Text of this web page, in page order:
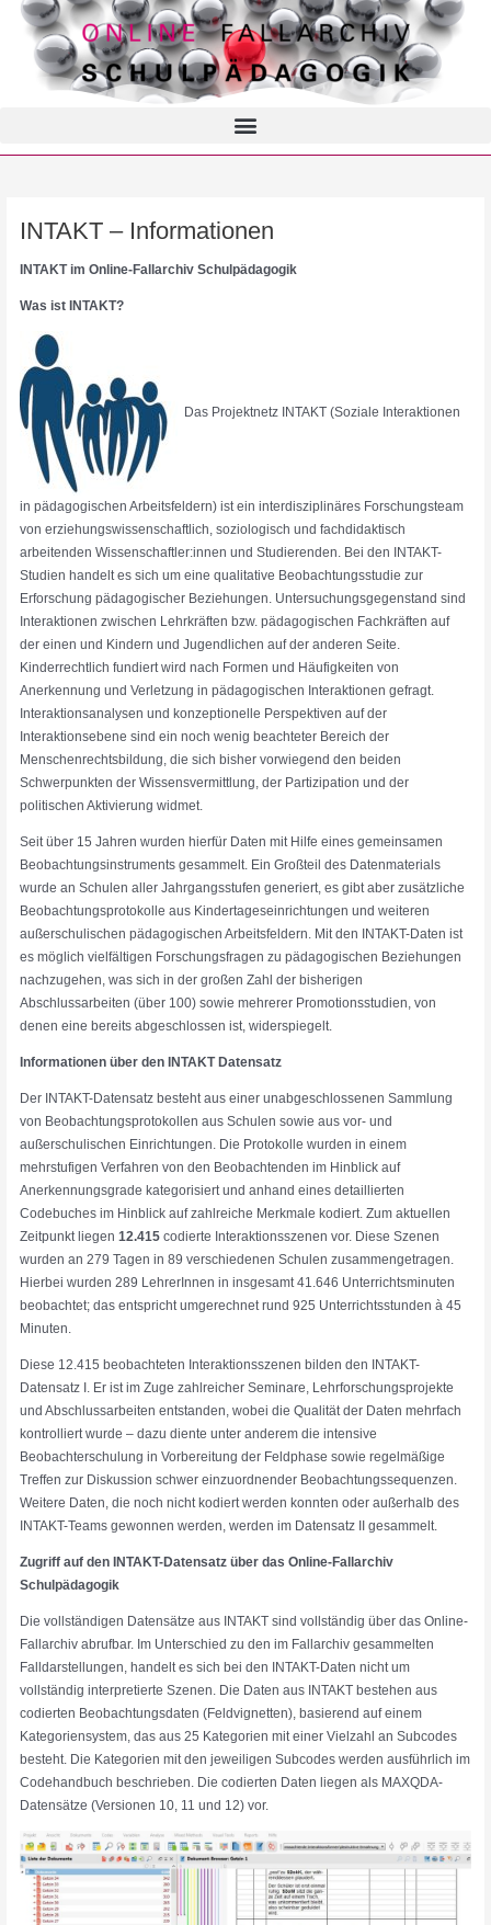
INTAKT – Informationen
INTAKT im Online-Fallarchiv Schulpädagogik
Was ist INTAKT?
Das Projektnetz INTAKT (Soziale Interaktionen
in pädagogischen Arbeitsfeldern) ist ein interdisziplinäres Forschungsteam
von erziehungswissenschaftlich, soziologisch und fachdidaktisch
arbeitenden Wissenschaftler:innen und Studierenden. Bei den INTAKT-
Studien handelt es sich um eine qualitative Beobachtungsstudie zur
Erforschung pädagogischer Beziehungen. Untersuchungsgegenstand sind
Interaktionen zwischen Lehrkräften bzw. pädagogischen Fachkräften auf
der einen und Kindern und Jugendlichen auf der anderen Seite.
Kinderrechtlich fundiert wird nach Formen und Häufigkeiten von
Anerkennung und Verletzung in pädagogischen Interaktionen gefragt.
Interaktionsanalysen und konzeptionelle Perspektiven auf der
Interaktionsebene sind ein noch wenig beachteter Bereich der
Menschenrechtsbildung, die sich bisher vorwiegend den beiden
Schwerpunkten der Wissensvermittlung, der Partizipation und der
politischen Aktivierung widmet.
Seit über 15 Jahren wurden hierfür Daten mit Hilfe eines gemeinsamen
Beobachtungsinstruments gesammelt. Ein Großteil des Datenmaterials
wurde an Schulen aller Jahrgangsstufen generiert, es gibt aber zusätzliche
Beobachtungsprotokolle aus Kindertageseinrichtungen und weiteren
außerschulischen pädagogischen Arbeitsfeldern. Mit den INTAKT-Daten ist
es möglich vielfältigen Forschungsfragen zu pädagogischen Beziehungen
nachzugehen, was sich in der großen Zahl der bisherigen
Abschlussarbeiten (über 100) sowie mehrerer Promotionsstudien, von
denen eine bereits abgeschlossen ist, widerspiegelt.
Informationen über den INTAKT Datensatz
Der INTAKT-Datensatz besteht aus einer unabgeschlossenen Sammlung
von Beobachtungsprotokollen aus Schulen sowie aus vor- und
außerschulischen Einrichtungen. Die Protokolle wurden in einem
mehrstufigen Verfahren von den Beobachtenden im Hinblick auf
Anerkennungsgrade kategorisiert und anhand eines detaillierten
Codebuches im Hinblick auf zahlreiche Merkmale kodiert. Zum aktuellen
Zeitpunkt liegen12.415 codierte Interaktionsszenen vor. Diese Szenen
wurden an 279 Tagen in 89 verschiedenen Schulen zusammengetragen.
Hierbei wurden 289 LehrerInnen in insgesamt 41.646 Unterrichtsminuten
beobachtet; das entspricht umgerechnet rund 925 Unterrichtsstunden à 45
Minuten.
Diese 12.415 beobachteten Interaktionsszenen bilden den INTAKT-
Datensatz I. Er ist im Zuge zahlreicher Seminare, Lehrforschungsprojekte
und Abschlussarbeiten entstanden, wobei die Qualität der Daten mehrfach
kontrolliert wurde – dazu diente unter anderem die intensive
Beobachterschulung in Vorbereitung der Feldphase sowie regelmäßige
Treffen zur Diskussion schwer einzuordnender Beobachtungssequenzen.
Weitere Daten, die noch nicht kodiert werden konnten oder außerhalb des
INTAKT-Teams gewonnen werden, werden im Datensatz II gesammelt.
Zugriff auf den INTAKT-Datensatz über das Online-Fallarchiv
Schulpädagogik
Die vollständigen Datensätze aus INTAKT sind vollständig über das Online-
Fallarchiv abrufbar. Im Unterschied zu den im Fallarchiv gesammelten
Falldarstellungen, handelt es sich bei den INTAKT-Daten nicht um
vollständig interpretierte Szenen. Die Daten aus INTAKT bestehen aus
codierten Beobachtungsdaten (Feldvignetten), basierend auf einem
Kategoriensystem, das aus 25 Kategorien mit einer Vielzahl an Subcodes
besteht. Die Kategorien mit den jeweiligen Subcodes werden ausführlich im
Codehandbuch beschrieben. Die codierten Daten liegen als MAXQDA-
Datensätze (Versionen 10, 11 und 12) vor.